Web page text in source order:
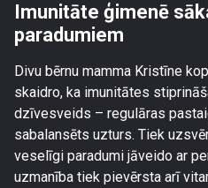
Imunitāte ģimenē
paradumiem
Divu bērnu mamma Kristīne
skaidro, ka imunitātes
dzīvesveids – regulāras
sabalansēts uzturs. Tiek
veselīgi paradumi jāveido ar
uzmanība tiek pievērsta arī